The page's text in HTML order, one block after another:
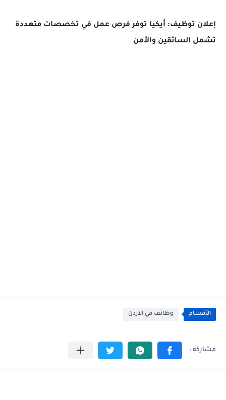
إعلان توظيف: أيكيا توفر فرص عمل في تخصصات متعددة
تشمل السائقين والأمن
الأقسام وظائف في الاردن